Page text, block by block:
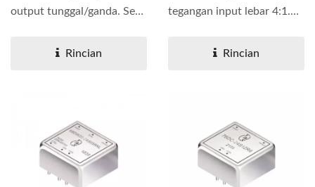
output tunggal/ganda. Seri
Rincian
tegangan input lebar 4:1.
Rincian